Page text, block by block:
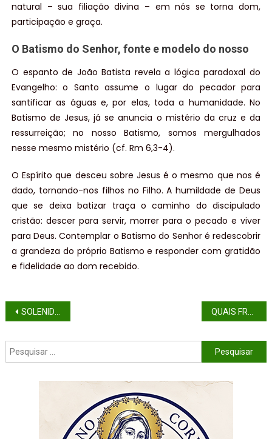
natural – sua filiação divina – em nós se torna dom,
participação e graça.
O Batismo do Senhor, fonte e modelo do nosso
O espanto de João Batista revela a lógica paradoxal do
Evangelho: o Santo assume o lugar do pecador para
santificar as águas e, por elas, toda a humanidade. No
Batismo de Jesus, já se anuncia o mistério da cruz e da
ressurreição; no nosso Batismo, somos mergulhados
nesse mesmo mistério (cf. Rm 6,3-4).
O Espírito que desceu sobre Jesus é o mesmo que nos é
dado, tornando-nos filhos no Filho. A humildade de Deus
que se deixa batizar traça o caminho do discipulado
cristão: descer para servir, morrer para o pecado e viver
para Deus. Contemplar o Batismo do Senhor é redescobrir
a grandeza do próprio Batismo e responder com gratidão
e fidelidade ao dom recebido.
SOLENIDADE DA EPIFANIA DO SENHOR (ANO A)